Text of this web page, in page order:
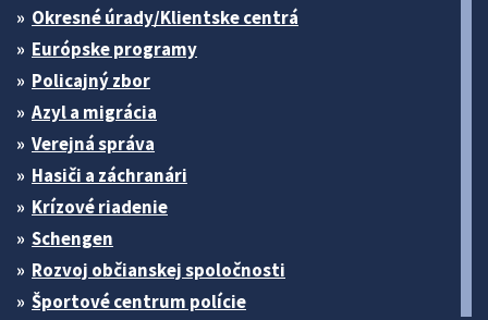
Okresné úrady/Klientske centrá
Európske programy
Policajný zbor
Azyl a migrácia
Verejná správa
Hasiči a záchranári
Krízové riadenie
Schengen
Rozvoj občianskej spoločnosti
Športové centrum polície